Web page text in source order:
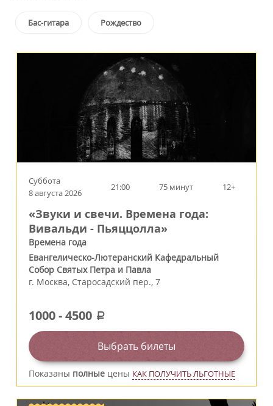
Бас-гитара Рождество
Суббота
8 августа 2026
21:00 75 минут 12+
«Звуки и свечи. Времена года:
Вивальди - Пьяццолла»
Времена года
Евангелическо-Лютеранский Кафедральный
Собор Святых Петра и Павла
г. Москва, Старосадский пер., 7
1000-4500 a
Выбрать билеты
Показаны полные цены КАК ПОЛУЧИТЬ ЛЬГОТНЫЕ